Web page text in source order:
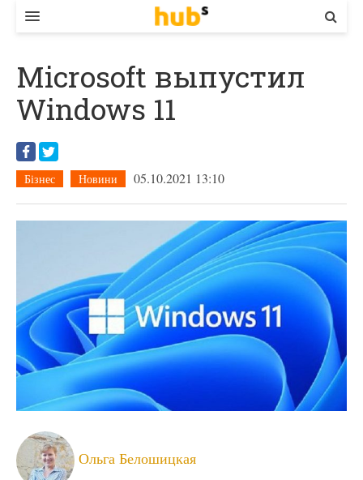
ЕКОНОМІКА
БІЗНЕС
СТАРТЕР
КОНТАКТИ
Microsoft выпустил
Windows 11
Бізнес Новини 05.10.2021 13:10
Ольга Белошицкая